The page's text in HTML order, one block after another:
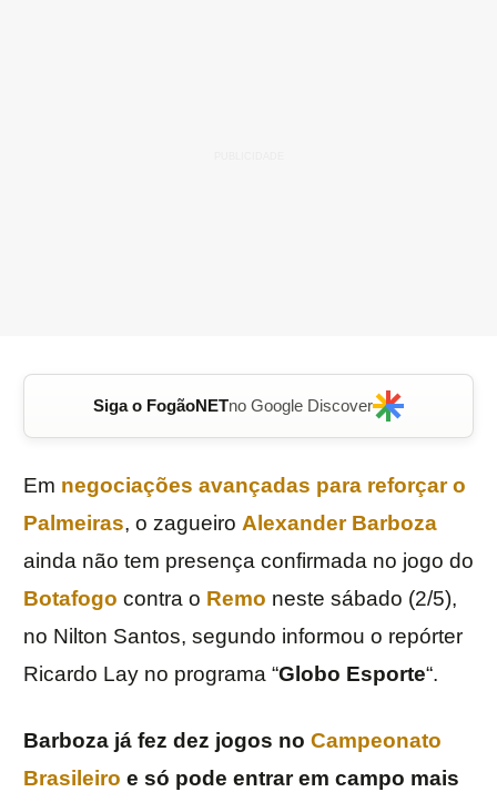
Siga o FogãoNETno Google Discover
Em negociações avançadas para reforçar o
Palmeiras, o zagueiro Alexander Barboza
ainda não tem presença confirmada no jogo do
Botafogo contra o Remo neste sábado (2/5),
no Nilton Santos, segundo informou o repórter
Ricardo Lay no programa “Globo Esporte“.
Barboza já fez dez jogos no Campeonato
Brasileiro e só pode entrar em campo mais